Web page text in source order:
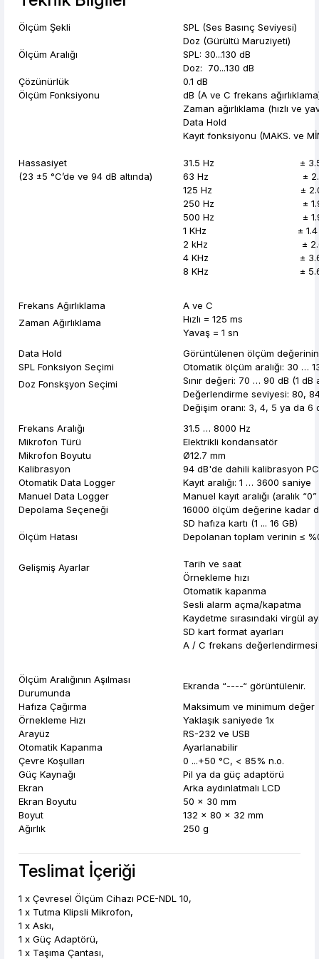
Ölçüm Şekli
SPL (Ses Basınç Seviyesi)
Doz (Gürültü Maruziyeti)
Ölçüm Aralığı
SPL: 30...130 dB
Doz: 70...130 dB
Çözünürlük
0.1 dB
Ölçüm Fonksiyonu
dB (A ve C frekans
Zaman ağırlıklama (hızlı ve
Data Hold
Kayıt fonksiyonu (MAKS. ve
Hassasiyet
(23 ±5 °C’de ve 94 dB altında)
31.5 Hz ± 3.5
63 Hz ± 2.5
125 Hz ± 2.0
250 Hz ± 1.9
500 Hz ± 1.9
1 KHz ± 1.4
2 kHz ± 2.6
4 KHz ± 3.6
8 KHz ± 5.6
Frekans Ağırlıklama
A ve C
Zaman Ağırlıklama
Hızlı = 125 ms
Yavaş = 1 sn
Data Hold
Görüntülenen ölçüm
SPL Fonksiyon Seçimi
Otomatik ölçüm aralığı: 30 …
Doz Fonskşyon Seçimi
Sınır değeri: 70 … 90 dB (1 dB
Değerlendirme seviyesi: 80,
Değişim oranı: 3, 4, 5 ya da 6
Frekans Aralığı
31.5 … 8000 Hz
Mikrofon Türü
Elektrikli kondansatör
Mikrofon Boyutu
Ø12.7 mm
Kalibrasyon
94 dB'de dahili kalibrasyon
Otomatik Data Logger
Kayıt aralığı: 1 … 3600 saniye
Manuel Data Logger
Manuel kayıt aralığı (aralık
Depolama Seçeneği
16000 ölçüm değerine kadar
SD hafıza kartı (1 ... 16 GB)
Ölçüm Hatası
Depolanan toplam verinin ≤
Gelişmiş Ayarlar
Tarih ve saat
Örnekleme hızı
Otomatik kapanma
Sesli alarm açma/kapatma
Kaydetme sırasındaki virgül
SD kart format ayarları
A / C frekans değerlendirmesi
Ölçüm Aralığının Aşılması
Durumunda
Ekranda “----“ görüntülenir.
Hafıza Çağırma
Maksimum ve minimum değer
Örnekleme Hızı
Yaklaşık saniyede 1x
Arayüz
RS-232 ve USB
Otomatik Kapanma
Ayarlanabilir
Çevre Koşulları
0 ...+50 °C, < 85% n.o.
Güç Kaynağı
Pil ya da güç adaptörü
Ekran
Arka aydınlatmalı LCD
Ekran Boyutu
50 x 30 mm
Boyut
132 x 80 x 32 mm
Ağırlık
250 g
Teslimat İçeriği
1 x Çevresel Ölçüm Cihazı PCE-NDL 10,
1 x Tutma Klipsli Mikrofon,
1 x Askı,
1 x Güç Adaptörü,
1 x Taşıma Çantası,